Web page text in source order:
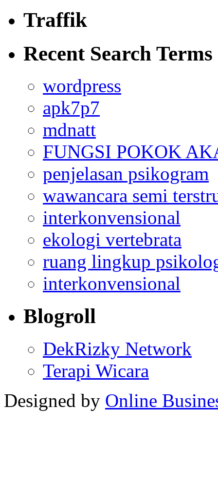
Traffik
Recent Search Terms
wordpress
apk7p7
mdnatt
FUNGSI POKOK
penjelasan psikogram
wawancara semi
interkonvensional
ekologi vertebrata
ruang lingkup
interkonvensional
Blogroll
DekRizky Network
Terapi Wicara
Designed by Online